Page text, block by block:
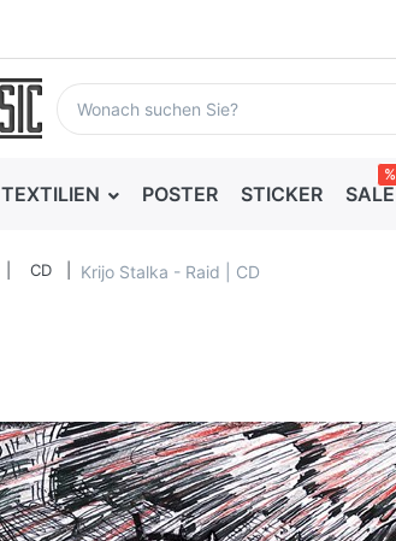
TEXTILIEN POSTER STICKER SALE
%
CD Krijo Stalka - Raid | CD